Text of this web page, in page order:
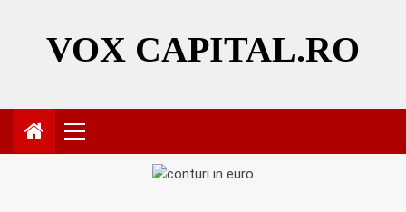
VOX CAPITAL.RO
Primary
Menu